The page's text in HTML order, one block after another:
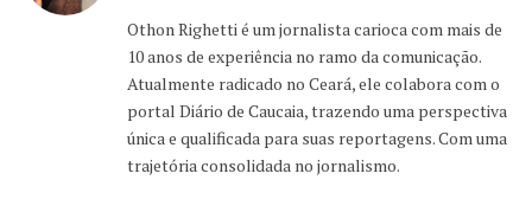
Othon Righetti é um jornalista carioca com mais de
10 anos de experiência no ramo da comunicação.
Atualmente radicado no Ceará, ele colabora com o
portal Diário de Caucaia, trazendo uma perspectiva
única e qualificada para suas reportagens. Com uma
trajetória consolidada no jornalismo.